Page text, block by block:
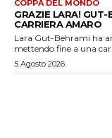
COPPA DEL MONDO
GRAZIE LARA! GUT-
CARRIERA AMARO
Lara Gut-Behrami ha
mettendo fine a una
5 Agosto 2026